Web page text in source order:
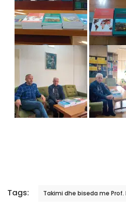
Tags: Takimi dhe biseda me Prof.